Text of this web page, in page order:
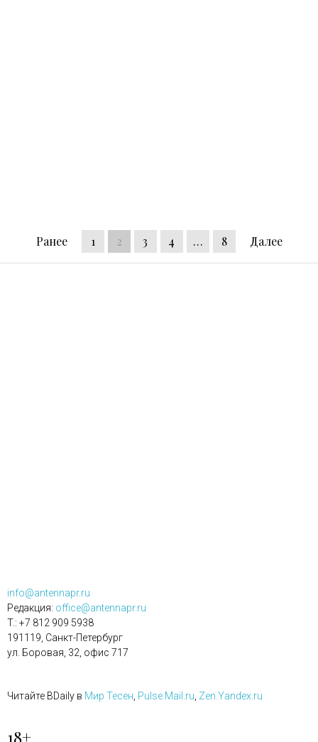
Ранее 1 2 3 4 … 8 Далее
info@antennapr.ru
Редакция: office@antennapr.ru
T.: +7 812 909 5938
191119, Санкт-Петербург
ул. Боровая, 32, офис 717
Читайте BDaily в Мир Тесен Pulse.Mail.ru Zen.Yandex.ru
18+